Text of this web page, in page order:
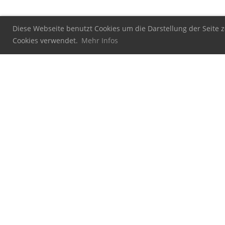
Diese Webseite benutzt Cookies um die Darstellung der
Cookies verwendet. Mehr Infos